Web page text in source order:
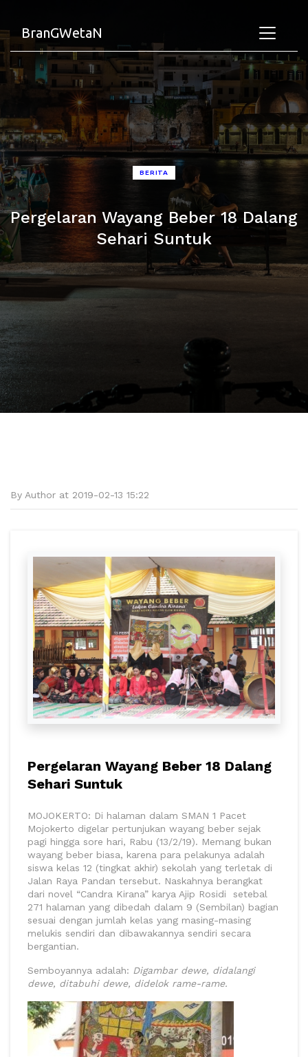
BranGWetaN
BERITA
Pergelaran Wayang Beber 18 Dalang
Sehari Suntuk
By Author at 2019-02-13 15:22
Pergelaran Wayang Beber 18 Dalang
Sehari Suntuk
MOJOKERTO: Di halaman dalam SMAN 1 Pacet
Mojokerto digelar pertunjukan wayang beber sejak
pagi hingga sore hari, Rabu (13/2/19). Memang bukan
wayang beber biasa, karena para pelakunya adalah
siswa kelas 12 (tingkat akhir) sekolah yang terletak di
Jalan Raya Pandan tersebut. Naskahnya berangkat
dari novel “Candra Kirana” karya Ajip Rosidi setebal
271 halaman yang dibedah dalam 9 (Sembilan) bagian
sesuai dengan jumlah kelas yang masing-masing
melukis sendiri dan dibawakannya sendiri secara
bergantian.
Semboyannya adalah: Digambar dewe, didalangi
dewe, ditabuhi dewe, didelok rame-rame.